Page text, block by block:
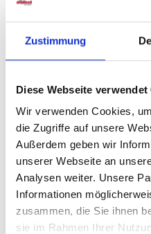
Zustimmung
Diese Webseite verwendet
Wir verwenden Cookies,
die Zugriffe auf unsere
Außerdem geben wir
unserer Webseite an
Analysen weiter. Unsere
Informationen
zusammen, die Sie ihnen
sie im Rahmen Ihrer
Schwarz
Serie
Ellipse
Artikeldurchmesser